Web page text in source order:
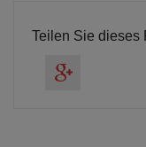
Teilen Sie dieses